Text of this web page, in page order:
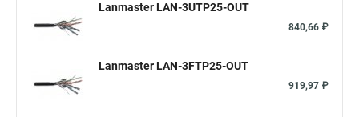
Lanmaster LAN-3UTP25-OUT
840,66 ₽
Lanmaster LAN-3FTP25-OUT
919,97 ₽